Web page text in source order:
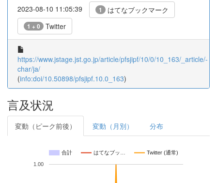
2023-08-10 11:05:39 1 はてなブックマーク
1 + 0 Twitter
https://www.jstage.jst.go.jp/article/pfsjipf/10/0/10_163/_article/-
char/ja/
(info:doi/10.50898/pfsjipf.10.0_163)
言及状況
変動（ピーク前後） 変動（月別） 分布
合計 はてなブッ… Twitter (通常)
1.00